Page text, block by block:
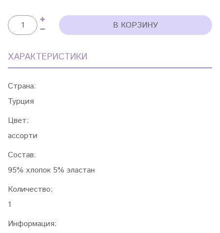
В КОРЗИНУ
ХАРАКТЕРИСТИКИ
Страна:
Турция
Цвет:
ассорти
Состав:
95% хлопок 5% эластан
Количество:
1
Информация: